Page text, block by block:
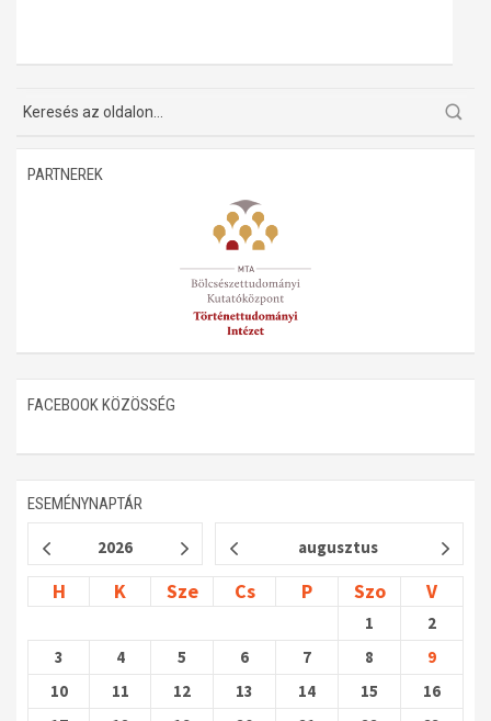
PARTNEREK
FACEBOOK KÖZÖSSÉG
ESEMÉNYNAPTÁR
2026 augusztus
H K Sze Cs P Szo V
1
2
3
4 5 6 7 8
9
10
11 12 13 14 15
16